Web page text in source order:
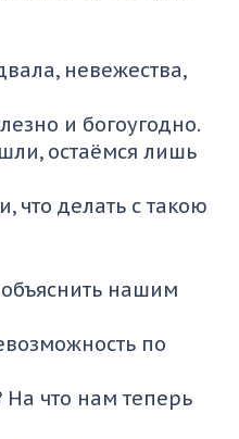
невежества,
и богоугодно.
остаёмся лишь
что делать с такою
нашим
по
На что нам теперь